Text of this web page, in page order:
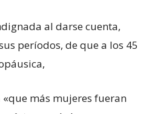
al darse cuenta,
períodos, de que a los 45
más mujeres fueran